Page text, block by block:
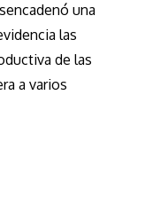
una
las
de las
a varios